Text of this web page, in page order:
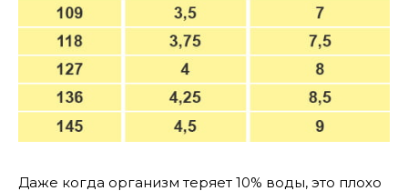
Даже когда организм теряет 10% воды, это плохо